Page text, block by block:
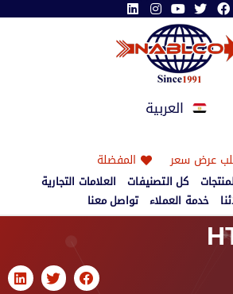
العربية
عرض سعر المفضلة
كل التصنيفات
العلامات التجارية
خدمة العملاء تواصل معنا